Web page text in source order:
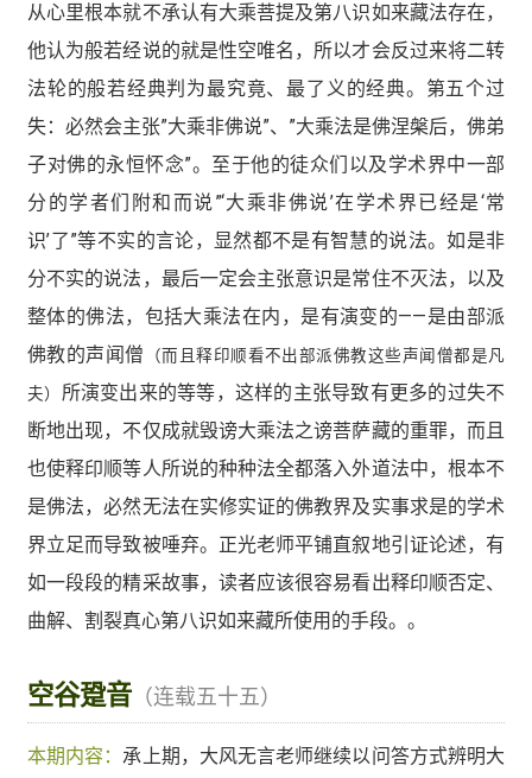
从心里根本就不承认有大乘菩提及第八识如来藏法存在，
他认为般若经说的就是性空唯名，所以才会反过来将二转
法轮的般若经典判为最究竟、最了义的经典。第五个过
失：必然会主张”大乘非佛说”、”大乘法是佛涅槃后，佛弟
子对佛的永恒怀念”。至于他的徒众们以及学术界中一部
分的学者们附和而说”‘大乘非佛说’在学术界已经是‘常
识’了”等不实的言论，显然都不是有智慧的说法。如是非
分不实的说法，最后一定会主张意识是常住不灭法，以及
整体的佛法，包括大乘法在内，是有演变的——是由部派
佛教的声闻僧
（而且释印顺看不出部派佛教这些声闻僧都是凡
夫） 所演变出来的等等，这样的主张导致有更多的过失不
断地出现，不仅成就毁谤大乘法之谤菩萨藏的重罪，而且
也使释印顺等人所说的种种法全都落入外道法中，根本不
是佛法，必然无法在实修实证的佛教界及实事求是的学术
界立足而导致被唾弃。正光老师平铺直叙地引证论述，有
如一段段的精采故事，读者应该很容易看出释印顺否定、
曲解、割裂真心第八识如来藏所使用的手段。。
空谷跫音 （连载五十五）
本期内容： 承上期，大风无言老师继续以问答方式辨明大